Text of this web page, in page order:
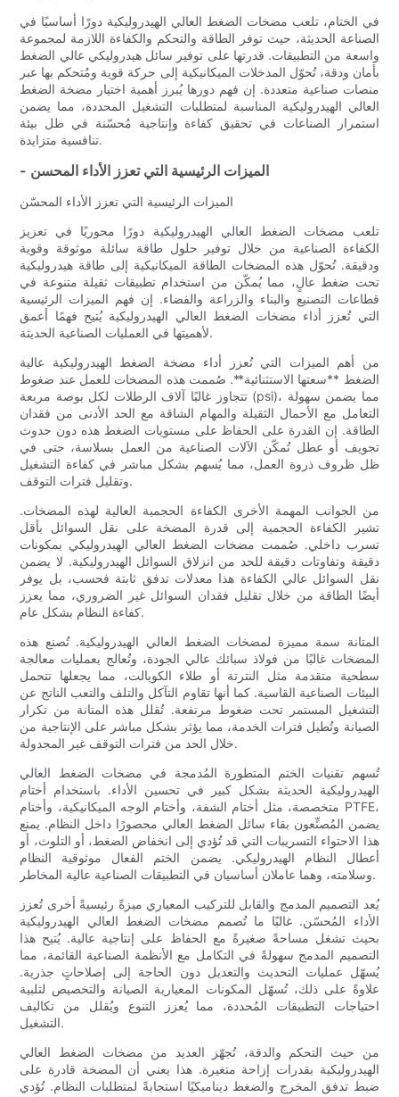
في الختام، تلعب مضخات الضغط العالي الهيدروليكية دورًا أساسيًا في
الصناعة الحديثة، حيث توفر الطاقة والتحكم والكفاءة اللازمة لمجموعة
واسعة من التطبيقات. قدرتها على توفير سائل هيدروليكي عالي الضغط
بأمان ودقة، تُحوّل المدخلات الميكانيكية إلى حركة قوية ومُتحكم بها عبر
منصات صناعية متعددة. إن فهم دورها يُبرز أهمية اختيار مضخة الضغط
العالي الهيدروليكية المناسبة لمتطلبات التشغيل المحددة، مما يضمن
استمرار الصناعات في تحقيق كفاءة وإنتاجية مُحسّنة في ظل بيئة
تنافسية متزايدة.
- الميزات الرئيسية التي تعزز الأداء المحسن
الميزات الرئيسية التي تعزز الأداء المحسّن
تلعب مضخات الضغط العالي الهيدروليكية دورًا محوريًا في تعزيز
الكفاءة الصناعية من خلال توفير حلول طاقة سائلة موثوقة وقوية
ودقيقة. تُحوّل هذه المضخات الطاقة الميكانيكية إلى طاقة هيدروليكية
تحت ضغط عالٍ، مما يُمكّن من استخدام تطبيقات ثقيلة متنوعة في
قطاعات التصنيع والبناء والزراعة والفضاء. إن فهم الميزات الرئيسية
التي تُعزز أداء مضخات الضغط العالي الهيدروليكية يُتيح فهمًا أعمق
لأهميتها في العمليات الصناعية الحديثة.
من أهم الميزات التي تُعزز أداء مضخة الضغط الهيدروليكية عالية
الضغط **سعتها الاستثنائية**. صُممت هذه المضخات للعمل عند ضغوط
تتجاوز غالبًا آلاف الرطلات لكل بوصة مربعة (psi)، مما يضمن سهولة
التعامل مع الأحمال الثقيلة والمهام الشاقة مع الحد الأدنى من فقدان
الطاقة. إن القدرة على الحفاظ على مستويات الضغط هذه دون حدوث
تجويف أو عطل تُمكّن الآلات الصناعية من العمل بسلاسة، حتى في
ظل ظروف ذروة العمل، مما يُسهم بشكل مباشر في كفاءة التشغيل
وتقليل فترات التوقف.
من الجوانب المهمة الأخرى الكفاءة الحجمية العالية لهذه المضخات.
تشير الكفاءة الحجمية إلى قدرة المضخة على نقل السوائل بأقل
تسرب داخلي. صُممت مضخات الضغط العالي الهيدروليكي بمكونات
دقيقة وتفاوتات دقيقة للحد من انزلاق السوائل الهيدروليكية. لا يضمن
نقل السوائل عالي الكفاءة هذا معدلات تدفق ثابتة فحسب، بل يوفر
أيضًا الطاقة من خلال تقليل فقدان السوائل غير الضروري، مما يعزز
كفاءة النظام بشكل عام.
المتانة سمة مميزة لمضخات الضغط العالي الهيدروليكية. تُصنع هذه
المضخات غالبًا من فولاذ سبائك عالي الجودة، وتُعالج بعمليات معالجة
سطحية متقدمة مثل النترتة أو طلاء الكوبالت، مما يجعلها تتحمل
البيئات الصناعية القاسية. كما أنها تقاوم التآكل والتلف والتعب الناتج عن
التشغيل المستمر تحت ضغوط مرتفعة. تُقلل هذه المتانة من تكرار
الصيانة وتُطيل فترات الخدمة، مما يؤثر بشكل مباشر على الإنتاجية من
خلال الحد من فترات التوقف غير المجدولة.
تُسهم تقنيات الختم المتطورة المُدمجة في مضخات الضغط العالي
الهيدروليكية الحديثة بشكل كبير في تحسين الأداء. باستخدام أختام
متخصصة، مثل أختام الشفة، وأختام الوجه الميكانيكية، وأختام PTFE،
يضمن المُصنِّعون بقاء سائل الضغط العالي محصورًا داخل النظام. يمنع
هذا الاحتواء التسريبات التي قد تُؤدي إلى انخفاض الضغط، أو التلوث، أو
أعطال النظام الهيدروليكي. يضمن الختم الفعال موثوقية النظام
وسلامته، وهما عاملان أساسيان في التطبيقات الصناعية عالية المخاطر.
يُعد التصميم المدمج والقابل للتركيب المعياري ميزةً رئيسيةً أخرى تُعزز
الأداء المُحسّن. غالبًا ما تُصمم مضخات الضغط العالي الهيدروليكية
بحيث تشغل مساحةً صغيرةً مع الحفاظ على إنتاجية عالية. يُتيح هذا
التصميم المدمج سهولةً في التكامل مع الأنظمة الصناعية القائمة، مما
يُسهّل عمليات التحديث والتعديل دون الحاجة إلى إصلاحاتٍ جذرية.
علاوةً على ذلك، تُسهّل المكونات المعيارية الصيانة والتخصيص لتلبية
احتياجات التطبيقات المُحددة، مما يُعزز التنوع ويُقلل من تكاليف
التشغيل.
من حيث التحكم والدقة، تُجهّز العديد من مضخات الضغط العالي
الهيدروليكية بقدرات إزاحة متغيرة. هذا يعني أن المضخة قادرة على
ضبط تدفق المخرج والضغط ديناميكيًا استجابةً لمتطلبات النظام. تُؤدي